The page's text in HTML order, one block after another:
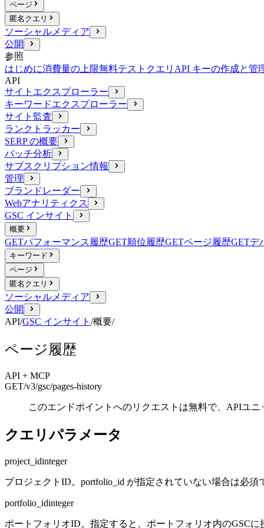
ページ
匿名クエリ
ソーシャルメディア
公開
参照
はじめに消費量の上限無料テストクエリ API キーの作成と管
API
サイトエクスプローラー
キーワードエクスプローラー
サイト監査
ランクトラッカー
SERP の概要
バッチ分析
サブスクリプション情報
管理
ブランドレーダー
Webアナリティクス
GSC インサイト
概要
GETパフォーマンス履歴GET順位履歴GETページ履歴GETデ
キーワード
ページ
匿名クエリ
ソーシャルメディア
公開
API/GSC インサイト /概要/
ページ履歴
API + MCP
GET/v3/gsc/pages-history
このエンドポイントへのリクエストは無料で、APIユ
クエリパラメータ
project_idinteger
プロジェクトID。portfolio_id が指定されていない場合は必須
portfolio_idinteger
ポートフォリオID。指定すると、ポートフォリオ内のGSC